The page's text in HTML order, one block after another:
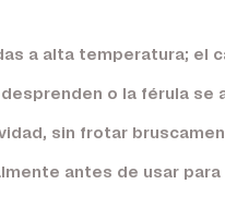
a alta temperatura; el
o la férula
sin frotar
antes de usar